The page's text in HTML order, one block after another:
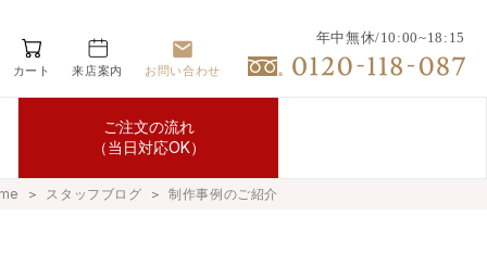
カート 来店案内 お問い合わせ
年中無休/10:00~18:15
ご注文の流れ
（当日対応OK）
＞ スタッフブログ ＞ 制作事例のご紹介